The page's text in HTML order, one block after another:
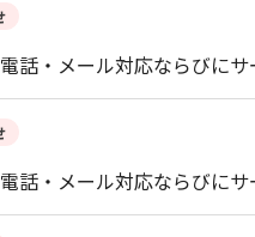
話・メール対応ならびに
話・メール対応ならびに